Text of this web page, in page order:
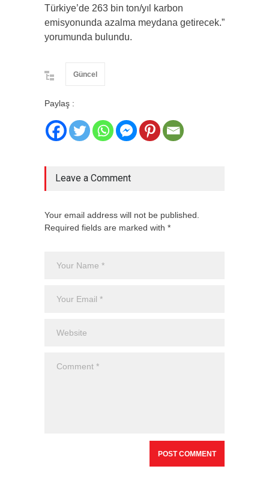
Türkiye’de 263 bin ton/yıl karbon
emisyonunda azalma meydana getirecek.”
yorumunda bulundu.
Güncel
Paylaş :
Leave a Comment
Your email address will not be published.
Required fields are marked with *